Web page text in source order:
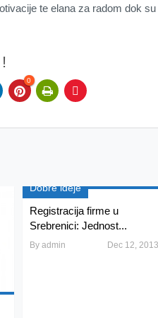
te elana za radom dok
0
Dobre ideje
Registracija firme u
Srebrenici: Jednost...
By admin Dec 12, 2013